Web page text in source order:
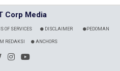
Corp Media
OF SERVICES DISCLAIMER PEDOMAN
REDAKSI ANCHORS